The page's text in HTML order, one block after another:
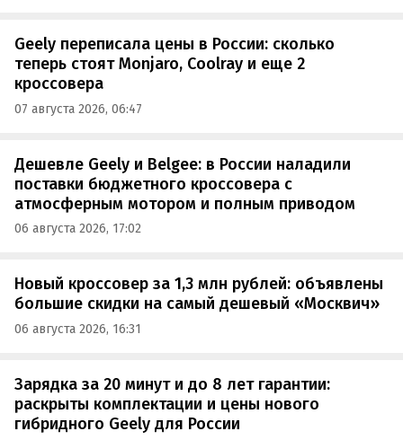
Geely переписала цены в России: сколько
теперь стоят Monjaro, Coolray и еще 2
кроссовера
07 августа 2026, 06:47
Дешевле Geely и Belgee: в России наладили
поставки бюджетного кроссовера с
атмосферным мотором и полным приводом
06 августа 2026, 17:02
Новый кроссовер за 1,3 млн рублей: объявлены
большие скидки на самый дешевый «Москвич»
06 августа 2026, 16:31
Зарядка за 20 минут и до 8 лет гарантии:
раскрыты комплектации и цены нового
гибридного Geely для России